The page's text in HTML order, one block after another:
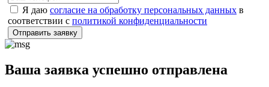
Я даю согласие на обработку персональных данных в
соответствии с политикой конфиденциальности
Отправить заявку
Ваша заявка успешно отправлена